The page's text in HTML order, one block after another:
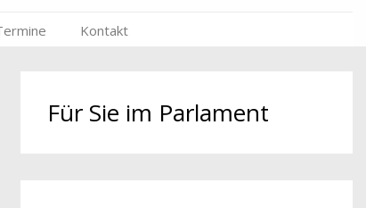
Kontakt
Für Sie im Parlament